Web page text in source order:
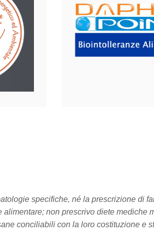
specifiche, né la prescrizione di
alimentare; non prescrivo diete mediche
conciliabili con la loro costituzione e